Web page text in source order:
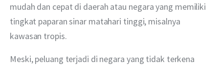
mudah dan cepat di daerah atau negara yang memiliki
tingkat paparan sinar matahari tinggi, misalnya
kawasan tropis.
Meski, peluang terjadi di negara yang tidak terkena